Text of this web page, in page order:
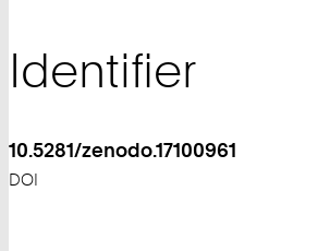
Identifier
10.5281/zenodo.17100961
DOI